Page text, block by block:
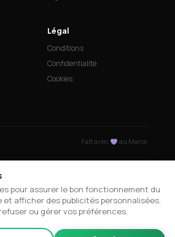
Légal
Conditions
Confidentialité
Cookies
Fait avec au Maroc
pour assurer le bon fonctionnement du
et afficher des publicités personnalisées.
ou gérer vos préférences.